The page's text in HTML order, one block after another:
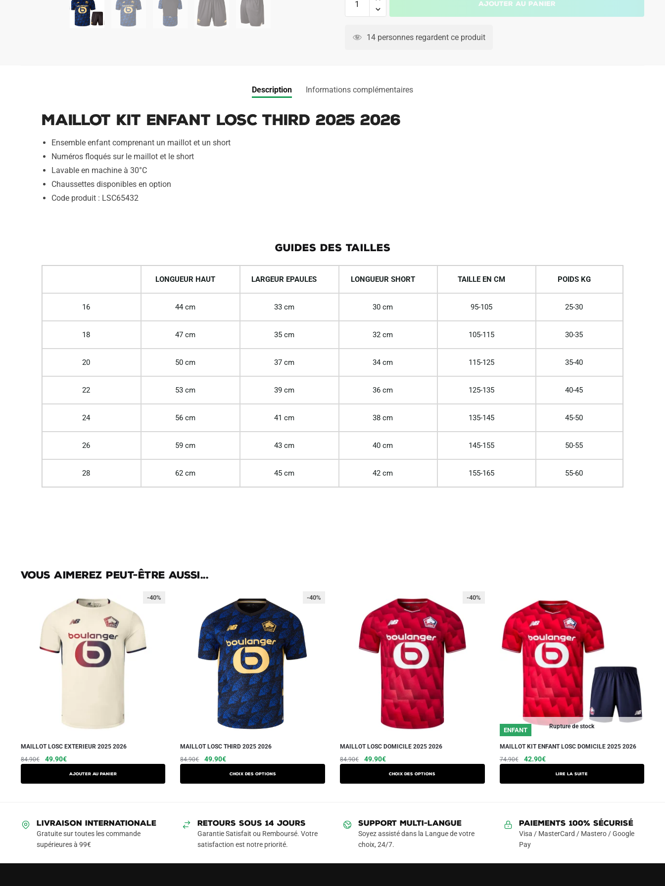
Kit
Ajouter au panier
14 personnes regardent ce produit
Description Informations complémentaires
Maillot Kit Enfant LOSC Third 2025 2026
Ensemble enfant comprenant un maillot et un short
Numéros floqués sur le maillot et le short
Lavable en machine à 30°C
Chaussettes disponibles en option
Code produit : LSC65432
GUIDES DES TAILLES
LONGUEUR HAUT LARGEUR EPAULES LONGUEUR SHORT TAILLE EN CM POIDS KG
16 44 cm 33 cm 30 cm 95-105 25-30
18 47 cm 35 cm 32 cm 105-115 30-35
20 50 cm 37 cm 34 cm 115-125 35-40
22 53 cm 39 cm 36 cm 125-135 40-45
24 56 cm 41 cm 38 cm 135-145 45-50
26 59 cm 43 cm 40 cm 145-155 50-55
28 62 cm 45 cm 42 cm 155-165 55-60
Vous aimerez peut-être aussi...
-40%
MAILLOT LOSC EXTERIEUR 2025 2026
84.90€
Le
49.90€Le
Ajouter au panier
-40%
MAILLOT LOSC THIRD 2025 2026
84.90€
Le
49.90€Le
Choix des options
Ce
produit
a
Les
options
peuvent
-40%
MAILLOT LOSC DOMICILE 2025 2026
84.90€
Le
49.90€Le
Choix des options
Ce
produit
a
Les
options
peuvent
Rupture de stock
ENFANT
MAILLOT KIT ENFANT LOSC DOMICILE 2025 2026
74.90€
Le
42.90€Le
Lire la suite
LIVRAISON INTERNATIONALE
Gratuite sur toutes les commande
supérieures à 99€
RETOURS SOUS 14 JOURS
Garantie Satisfait ou Remboursé. Votre
satisfaction est notre priorité.
SUPPORT MULTI-LANGUE
Soyez assisté dans la Langue de votre
choix, 24/7.
Paiements 100% Sécurisé
Visa / MasterCard / Mastero / Google
Pay